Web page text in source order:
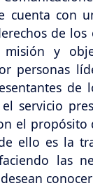
cuenta con
de
misión y
personas
de
servicio
el
ello es la
las